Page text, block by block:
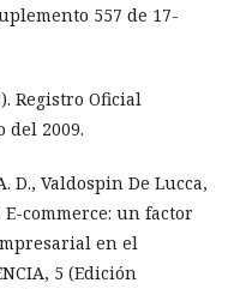
557 de 17-
Registro Oficial
del 2009.
D., Valdospin De Lucca,
E-commerce: un factor
en el
5 (Edición